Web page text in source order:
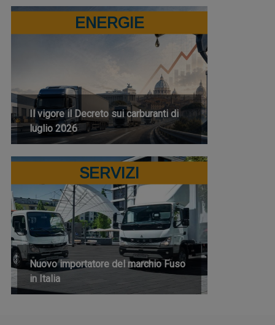
ENERGIE
Il vigore il Decreto sui carburanti di
luglio 2026
SERVIZI
Nuovo importatore del marchio Fuso
in Italia